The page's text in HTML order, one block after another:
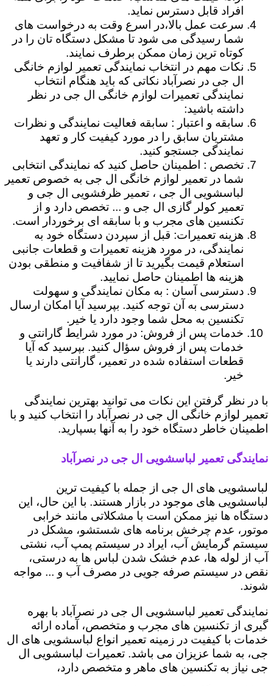
افراد قابل دسترس نماید.
سرعت عمل بالا،در اسرع وقت به درخواست های
شما رسیدگی می شود تا مشکل دستگاه تان را در
کوتاه ترین زمان ممکن برطرف نمایند.
نکات مهم در انتخاب نمایندگی تعمیر لوازم خانگی
ال جی در نصرآباد نکاتی که باید هنگام انتخاب
نمایندگی تعمیرات لوازم خانگی ال جی در نظر
داشته باشید:
سابقه و اعتبار : سابقه فعالیت نمایندگی و نظرات
مشتریان سابق را در مورد کیفیت کار و تعهد
نمایندگی جستجو کنید.
تخصص : اطمینان حاصل کنید که نمایندگی انتخابی
شما در تعمیر لوازم خانگی ال جی به خصوص تعمیر
لباسشویی ال جی ، تعمیر ظرفشویی ال جی و
تعمیر کولر گازی ال جی و ... تخصص دارد و از
تکنسین های مجرب و با سابقه ای برخوردار است.
هزینه تعمیرات: قبل از سپردن دستگاه خود به
نمایندگی، در مورد هزینه تعمیرات و قطعات جانبی
استعلام قیمت بگیرید تا از شفافیت و منطقی بودن
هزینه ها اطمینان حاصل نمایید.
دسترسی آسان : به مکان نمایندگی و سهولت
دسترسی به آن توجه کنید. بپرسید آیا امکان ارسال
تکنسین به محل شما وجود دارد یا خیر.
خدمات پس از فروش: در مورد شرایط گارانتی و
خدمات پس از فروش سؤال کنید. بپرسید که آیا
قطعات استفاده شده در تعمیر، گارانتی دارند یا
خیر.
با در نظر گرفتن این نکات می توانید بهترین نمایندگی
تعمیر لوازم خانگی ال جی در نصرآباد را انتخاب کنید و با
اطمینان خاطر دستگاه خود را به آنها بسپارید.
نمایندگی تعمیر لباسشویی ال جی در نصرآباد
لباسشویی های ال جی از جمله با کیفیت ترین
لباسشویی های موجود در بازار هستند. با این حال، این
دستگاه ها نیز ممکن است با مشکلاتی مانند خرابی
موتور، عدم چرخش برنامه های شستشو، مشکل در
سیستم گرمایش آب، ایراد در سیستم پمپ آب، نشتی
آب از لوله ها، عدم خشک شدن لباس ها به درستی،
نقص در سیستم صرفه جویی در مصرف آب و ... مواجه
شوند.
نمایندگی تعمیر لباسشویی ال جی در نصرآباد با بهره
گیری از تکنسین های مجرب و متخصص، آماده ارائه
خدمات با کیفیت در زمینه تعمیر انواع لباسشویی های ال
جی، به شما عزیزان می باشد. تعمیرات لباسشویی ال
جی نیاز به تکنسین های ماهر و متخصص دارد،